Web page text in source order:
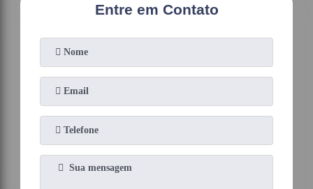
Entre em Contato